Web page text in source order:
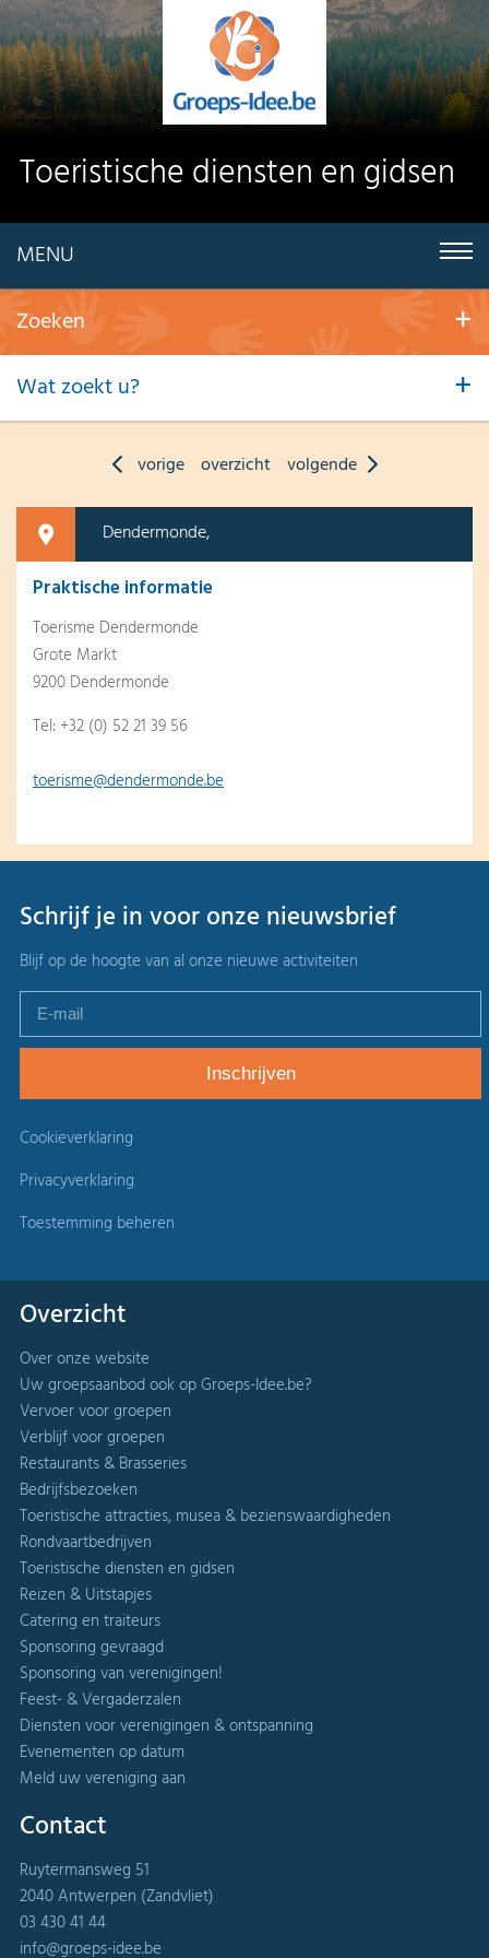
Toeristische diensten en gidsen
MENU
Zoeken
Wat zoekt u?
vorige overzicht volgende
Dendermonde,
Praktische informatie
Toerisme Dendermonde
Grote Markt
9200 Dendermonde
Tel: +32 (0) 52 21 39 56
toerisme@dendermonde.be
Schrijf je in voor onze nieuwsbrief
Blijf op de hoogte van al onze nieuwe activiteiten
Cookieverklaring
Privacyverklaring
Toestemming beheren
Overzicht
Over onze website
Uw groepsaanbod ook op Groeps-Idee.be?
Vervoer voor groepen
Verblijf voor groepen
Restaurants & Brasseries
Bedrijfsbezoeken
Toeristische attracties, musea & bezienswaardigheden
Rondvaartbedrijven
Toeristische diensten en gidsen
Reizen & Uitstapjes
Catering en traiteurs
Sponsoring gevraagd
Sponsoring van verenigingen!
Feest- & Vergaderzalen
Diensten voor verenigingen & ontspanning
Evenementen op datum
Meld uw vereniging aan
Contact
Ruytermansweg 51
2040 Antwerpen (Zandvliet)
03 430 41 44
info@groeps-idee.be